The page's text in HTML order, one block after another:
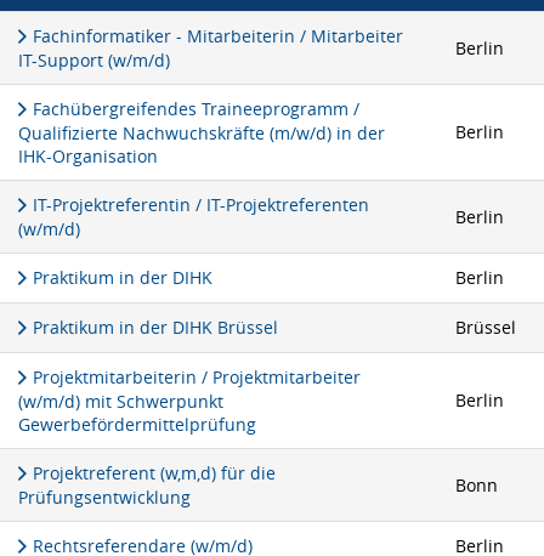
Fachinformatiker - Mitarbeiterin / Mitarbeiter
IT-Support (w/m/d)
Berlin
Fachübergreifendes Traineeprogramm /
Qualifizierte Nachwuchskräfte (m/w/d) in der
IHK-Organisation
Berlin
IT-Projektreferentin / IT-Projektreferenten
(w/m/d)
Berlin
Praktikum in der DIHK Berlin
Praktikum in der DIHK Brüssel Brüssel
Projektmitarbeiterin / Projektmitarbeiter
(w/m/d) mit Schwerpunkt
Gewerbefördermittelprüfung
Berlin
Projektreferent (w,m,d) für die
Prüfungsentwicklung
Bonn
Rechtsreferendare (w/m/d) Berlin